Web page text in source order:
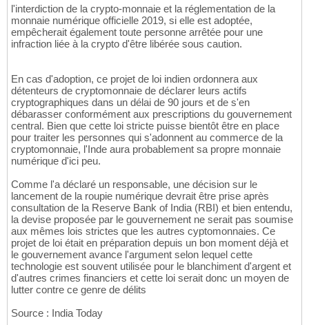
l'interdiction de la crypto-monnaie et la réglementation de la
monnaie numérique officielle 2019, si elle est adoptée,
empêcherait également toute personne arrêtée pour une
infraction liée à la crypto d'être libérée sous caution.
En cas d'adoption, ce projet de loi indien ordonnera aux
détenteurs de cryptomonnaie de déclarer leurs actifs
cryptographiques dans un délai de 90 jours et de s'en
débarasser conformément aux prescriptions du gouvernement
central. Bien que cette loi stricte puisse bientôt être en place
pour traiter les personnes qui s'adonnent au commerce de la
cryptomonnaie, l'Inde aura probablement sa propre monnaie
numérique d'ici peu.
Comme l'a déclaré un responsable, une décision sur le
lancement de la roupie numérique devrait être prise après
consultation de la Reserve Bank of India (RBI) et bien entendu,
la devise proposée par le gouvernement ne serait pas soumise
aux mêmes lois strictes que les autres cyptomonnaies. Ce
projet de loi était en préparation depuis un bon moment déjà et
le gouvernement avance l'argument selon lequel cette
technologie est souvent utilisée pour le blanchiment d'argent et
d'autres crimes financiers et cette loi serait donc un moyen de
lutter contre ce genre de délits
Source : India Today